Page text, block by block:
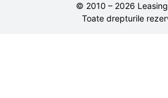
© 2010 – 2026
Toate drepturile